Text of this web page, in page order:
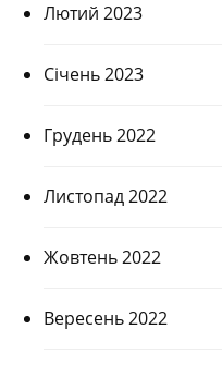
Лютий 2023
Січень 2023
Грудень 2022
Листопад 2022
Жовтень 2022
Вересень 2022